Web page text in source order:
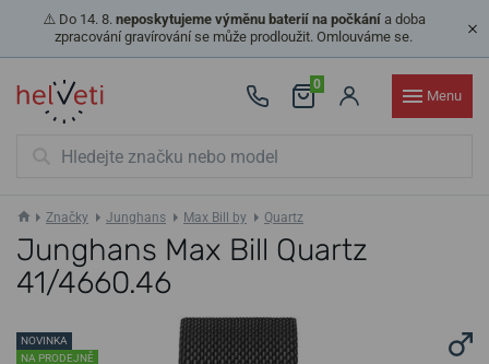
⚠️ Do 14. 8. neposkytujeme výměnu baterií na počkánía doba
zpracování gravírování se může prodloužit. Omlouváme se.
0
Menu
Značky Junghans Max Bill by Quartz
Junghans Max Bill Quartz
41/4660.46
NOVINKA
NA PRODEJNĚ